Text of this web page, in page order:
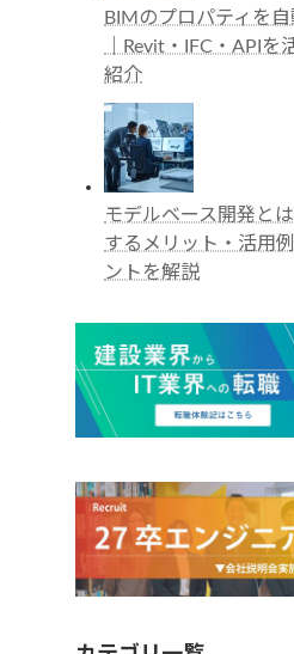
BIMのプロパティを
｜Revit・IFC・APIを
紹介
モデルベース開発と
するメリット・活用
ントを解説